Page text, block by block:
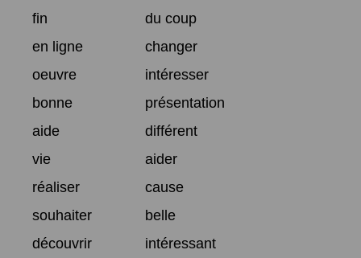
fin
du coup
en ligne
changer
oeuvre
intéresser
bonne
présentation
aide
différent
vie
aider
réaliser
cause
souhaiter
belle
découvrir
intéressant